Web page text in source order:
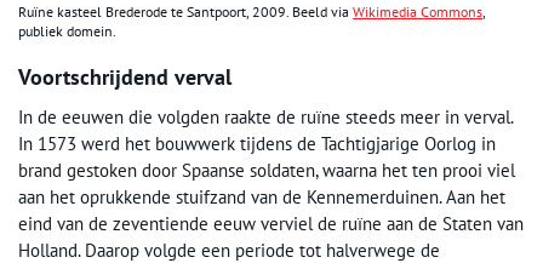
Ruïne kasteel Brederode te Santpoort, 2009. Beeld via Wikimedia Commons
publiek domein.
Voortschrijdend verval
In de eeuwen die volgden raakte de ruïne steeds meer in verval.
In 1573 werd het bouwwerk tijdens de Tachtigjarige Oorlog in
brand gestoken door Spaanse soldaten, waarna het ten prooi viel
aan het oprukkende stuifzand van de Kennemerduinen. Aan het
eind van de zeventiende eeuw verviel de ruïne aan de Staten van
Holland. Daarop volgde een periode tot halverwege de